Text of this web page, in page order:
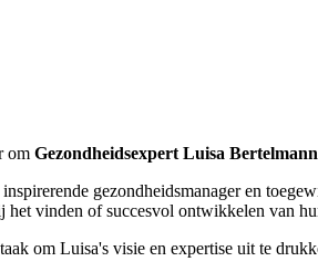
om Gezondheidsexpert Luisa Bertelmann
gezondheidsmanager en
het vinden of succesvol ontwikkelen van
om Luisa's visie en expertise uit te